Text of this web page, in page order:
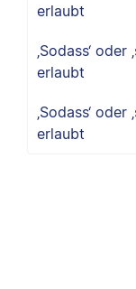
erlaubt
‚Sodass‘ oder
erlaubt
‚Sodass‘ oder
erlaubt